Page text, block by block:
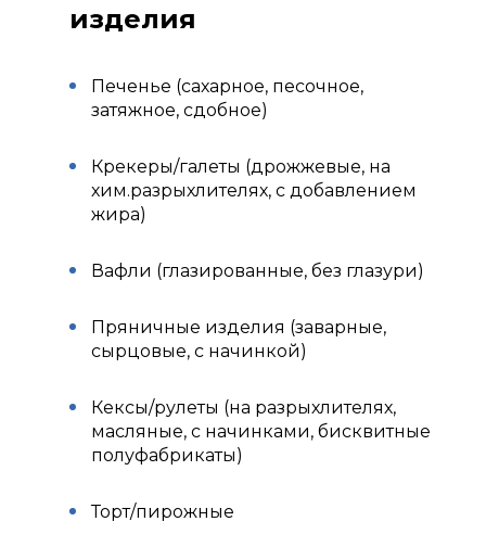
изделия
Печенье (сахарное, песочное,
затяжное, сдобное)
Крекеры/галеты (дрожжевые, на
хим.разрыхлителях, с добавлением
жира)
Вафли (глазированные, без глазури)
Пряничные изделия (заварные,
сырцовые, с начинкой)
Кексы/рулеты (на разрыхлителях,
масляные, с начинками, бисквитные
полуфабрикаты)
Торт/пирожные